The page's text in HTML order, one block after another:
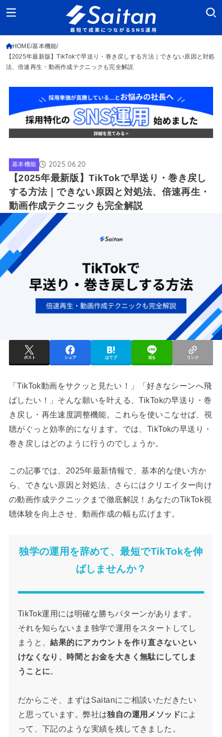
HOME 基本機能
【2025年最新版】TikTokで早送り・巻き戻しする方法｜できない原因と対処
法、倍速再生・動画作成テクニックも完全解説
基本機能 2025.06.20
【2025年最新版】TikTokで早送り・巻き戻し
する方法｜できない原因と対処法、倍速再生・
動画作成テクニックも完全解説
ポスト シェア はてブ 送る リンク
「TikTok動画をサクッと見たい！」「好きなシーンへ飛
ばしたい！」そんな願いを叶える、TikTokの早送り・巻
き戻し・再生速度調整機能。これらを使いこなせば、視
聴がぐっと効率的になります。では、TikTokの早送り・
巻き戻しはどのように行うのでしょうか。
この記事では、2025年最新情報で、基本的な使い方か
ら、できない原因と対処法、さらにはクリエイター向け
の動画作成テクニックまで徹底解説！あなたのTikTok視
聴体験を向上させ、動画作成の幅も広げます。
独学の運用を辞めて、最短でTikTokを伸
ばしませんか？
TikTok運用には明確な勝ちパターンがあります。
それを知らないまま独学で運用をスタートしてし
まうと、結果的にアカウントを作り直さないとい
けなくなり、時間とお金を大きく無駄にしてしま
うことに。
だからこそ、まずはSaitanにご相談いただきたい
と思っています。弊社は独自の運用メソッドによ
って、下記のような実績を残してきました。